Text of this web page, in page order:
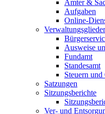
Ämter &
Aufgaben
Online-
Ausweise
Fundamt
Standesamt
Steuern und
Satzungen
Sitzungsberichte
Ver- und